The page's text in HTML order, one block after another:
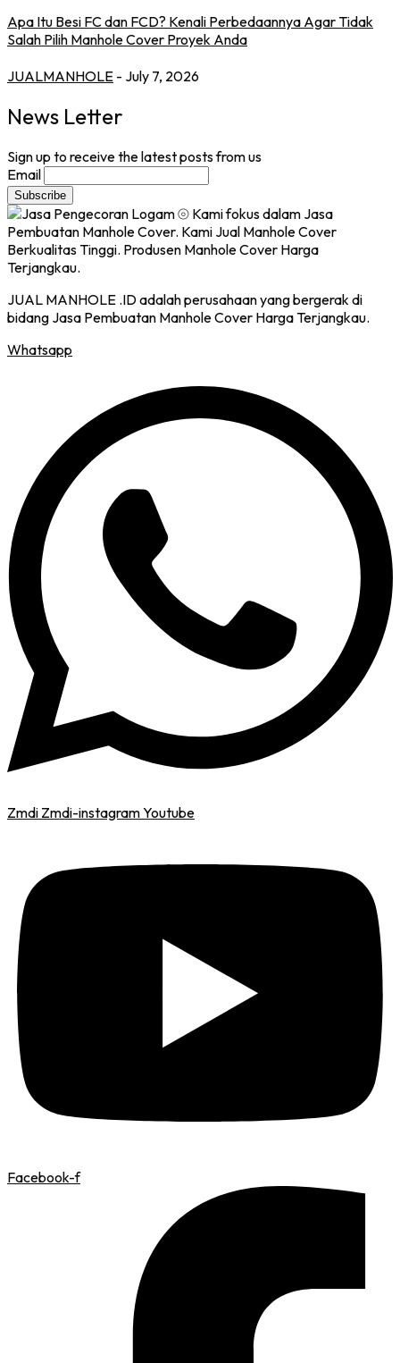
Apa Itu Besi FC dan FCD? Kenali Perbedaannya Agar Tidak
Salah Pilih Manhole Cover Proyek Anda
JUALMANHOLE - July 7, 2026
News Letter
Sign up to receive the latest posts from us
Email
JUAL MANHOLE .ID adalah perusahaan yang bergerak di
bidang Jasa Pembuatan Manhole Cover Harga Terjangkau.
Whatsapp
Zmdi Zmdi-instagramYoutube
Facebook-f